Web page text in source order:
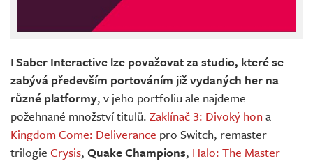
I Saber Interactive lze považovat za studio, které se
zabývá především portováním již vydaných her na
různé platformy, v jeho portfoliu ale najdeme
požehnané množství titulů. Zaklínač 3: Divoký hon a
Kingdom Come: Deliverance pro Switch, remaster
trilogie Crysis, Quake Champions, Halo: The Master